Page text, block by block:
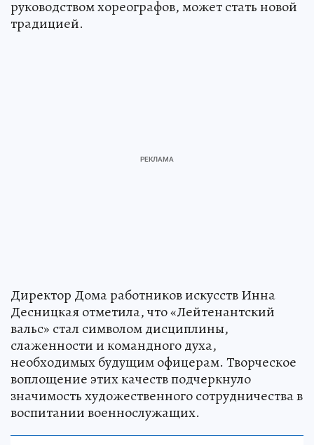
руководством хореографов, может стать новой
традицией.
Директор Дома работников искусств Инна
Десницкая отметила, что «Лейтенантский
вальс» стал символом дисциплины,
слаженности и командного духа,
необходимых будущим офицерам. Творческое
воплощение этих качеств подчеркнуло
значимость художественного сотрудничества в
воспитании военнослужащих.